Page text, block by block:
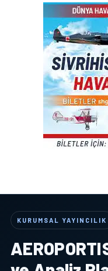
KURUMSAL YAYINCILIK